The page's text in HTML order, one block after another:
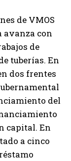
de VMOS
avanza con
de
tuberías. En
dos frentes
del
capital. En
a cinco